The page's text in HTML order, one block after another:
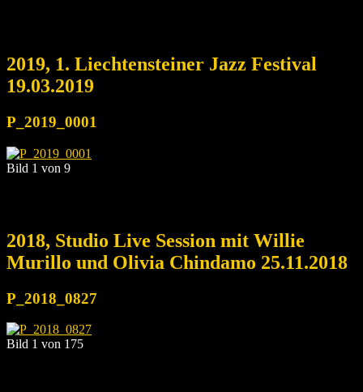
2019, 1. Liechtensteiner Jazz Festival
19.03.2019
P_2019_0001
Bild 1 von 9
2018, Studio Live Session mit Willie
Murillo und Olivia Chindamo 25.11.2018
P_2018_0827
Bild 1 von 175